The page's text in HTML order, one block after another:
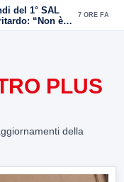
del 1° SAL
“Non è
7 ORE FA
PLUS
della